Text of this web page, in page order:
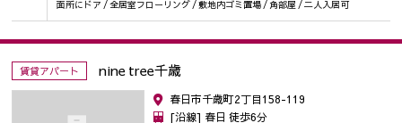
面所にドア / 全居室フローリング / 敷地内ゴミ置場 / 角部屋 / 二人入居可
賃貸アパート nine tree千歳
春日市千歳町2丁目158-119
[沿線] 春日 徒歩6分